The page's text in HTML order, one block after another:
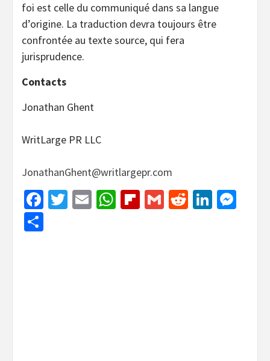
foi est celle du communiqué dans sa langue
d’origine. La traduction devra toujours être
confrontée au texte source, qui fera
jurisprudence.
Contacts
Jonathan Ghent
WritLarge PR LLC
JonathanGhent@writlargepr.com
Facebook
Twitter
EmailWhatsApp
Flipboard
GmailReddit